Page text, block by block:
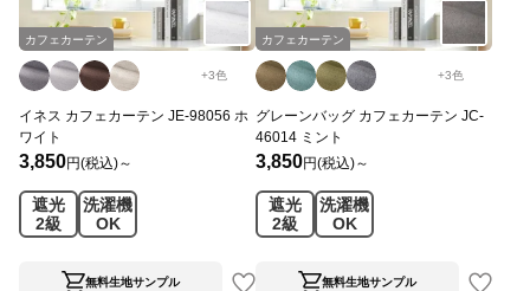
カフェカーテン
+3色
イネス カフェカーテン JE-98056 ホ
ワイト
3,850円(税込)～
遮光
2級
洗濯機
OK
無料生地サンプル
カフェカーテン
+3色
グレーンバッグ カフェカーテン JC-
46014 ミント
3,850円(税込)～
遮光
2級
洗濯機
OK
無料生地サンプル